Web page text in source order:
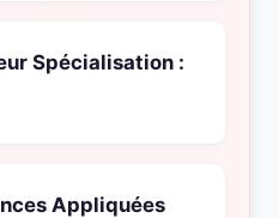
Spécialisation :
Appliquées